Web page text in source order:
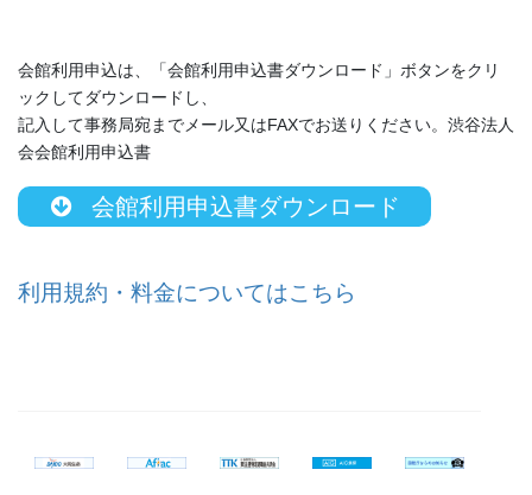
会館利用申込は、「会館利用申込書ダウンロード」ボタンをクリ
ックしてダウンロードし、
記入して事務局宛までメール又はFAXでお送りください。渋谷法人
会会館利用申込書
会館利用申込書ダウンロード
利用規約・料金についてはこちら